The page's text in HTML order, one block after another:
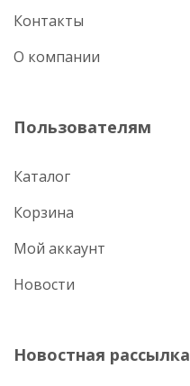
Контакты
О компании
Пользователям
Каталог
Корзина
Мой аккаунт
Новости
Новостная рассылка